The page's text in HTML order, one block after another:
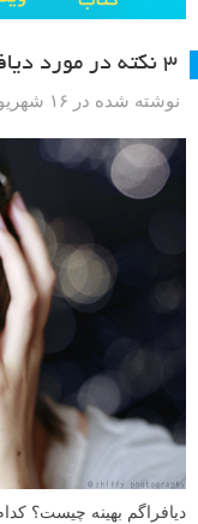
۳ نکته در مورد دیافراگم که بهتر است بدانید
نوشته شده در ۱۶ شهریور ۱۳۹۳
دیافراگم بهینه چیست؟